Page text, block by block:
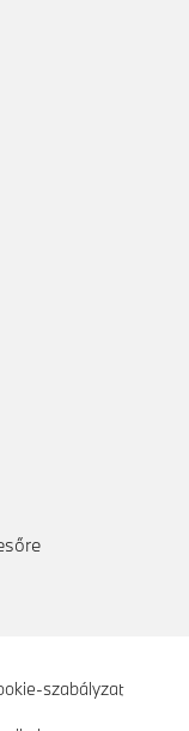
szabályzat